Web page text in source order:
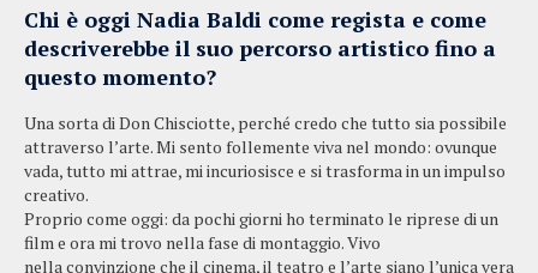
Chi è oggi Nadia Baldi come regista e come
descriverebbe il suo percorso artistico fino a
questo momento?
Una sorta di Don Chisciotte, perché credo che tutto sia possibile
attraverso l’arte. Mi sento follemente viva nel mondo: ovunque
vada, tutto mi attrae, mi incuriosisce e si trasforma in un impulso
creativo.
Proprio come oggi: da pochi giorni ho terminato le riprese di un
film e ora mi trovo nella fase di montaggio. Vivo
nella convinzione che il cinema, il teatro e l’arte siano l’unica vera